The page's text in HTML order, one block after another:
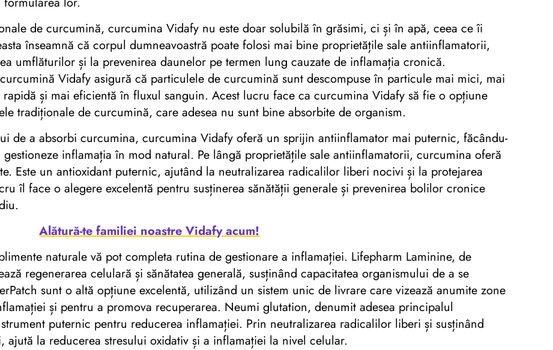
de curcumină, curcumina Vidafy nu este doar solubilă în grăsimi, ci și în apă, ceea ce îi
înseamnă că corpul dumneavoastră poate folosi mai bine proprietățile sale antiinflamatorii,
umflăturilor și la prevenirea daunelor pe termen lung cauzate de inflamația cronică.
Vidafy asigură că particulele de curcumină sunt descompuse în particule mai mici, mai
și mai eficientă în fluxul sanguin. Acest lucru face ca curcumina Vidafy să fie o opțiune
tradiționale de curcumină, care adesea nu sunt bine absorbite de organism.
de a absorbi curcumina, curcumina Vidafy oferă un sprijin antiinflamator mai puternic, făcându-
inflamația în mod natural. Pe lângă proprietățile sale antiinflamatorii, curcumina oferă
Este un antioxidant puternic, ajutând la neutralizarea radicalilor liberi nocivi și la protejarea
îl face o alegere excelentă pentru susținerea sănătății generale și prevenirea bolilor cronice
Alătură-te familiei noastre Vidafy acum!
naturale vă pot completa rutina de gestionare a inflamației. Lifepharm Laminine, de
regenerarea celulară și sănătatea generală, susținând capacitatea organismului de a se
sunt o altă opțiune excelentă, utilizând un sistem unic de livrare care vizează anumite zone
și pentru a promova recuperarea. Neumi glutation, denumit adesea principalul
puternic pentru reducerea inflamației. Prin neutralizarea radicalilor liberi și susținând
la reducerea stresului oxidativ și a inflamației la nivel celular.